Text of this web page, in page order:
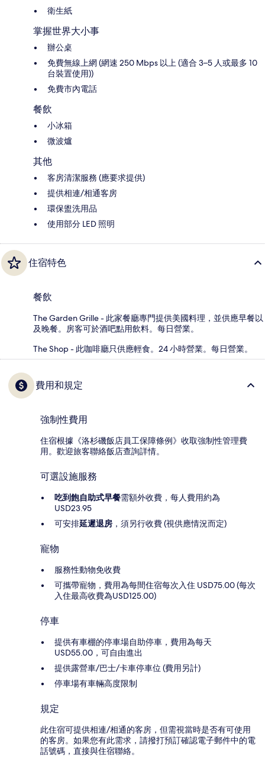
衛生紙
掌握世界大小事
辦公桌
免費無線上網 (網速 250 Mbps 以上 (適合 3–5 人或最多 10
台裝置使用))
免費市內電話
餐飲
小冰箱
微波爐
其他
客房清潔服務 (應要求提供)
提供相連/相通客房
環保盥洗用品
使用部分 LED 照明
住宿特色
餐飲
The Garden Grille - 此家餐廳專門提供美國料理，並供應早餐以
及晚餐。房客可於酒吧點用飲料。每日營業。
The Shop - 此咖啡廳只供應輕食。24 小時營業。每日營業。
費用和規定
強制性費用
住宿根據《洛杉磯飯店員工保障條例》收取強制性管理費
用。歡迎旅客聯絡飯店查詢詳情。
可選設施服務
吃到飽自助式早餐需額外收費，每人費用約為
USD23.95
可安排延遲退房 ，須另行收費 (視供應情況而定)
寵物
服務性動物免收費
可攜帶寵物，費用為每間住宿每次入住 USD75.00 (每次
入住最高收費為USD125.00)
停車
提供有車棚的停車場自助停車，費用為每天
USD55.00，可自由進出
提供露營車/巴士/卡車停車位 (費用另計)
停車場有車輛高度限制
規定
此住宿可提供相連/相通的客房，但需視當時是否有可使用
的客房。如果您有此需求，請撥打預訂確認電子郵件中的電
話號碼，直接與住宿聯絡。